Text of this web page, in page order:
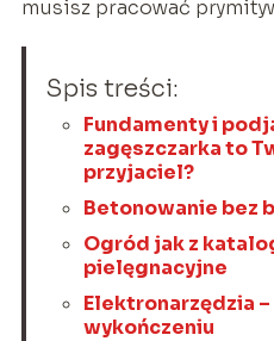
musisz pracować
Spis treści:
Fundamenty i
zagęszczarka to
przyjaciel?
Betonowanie bez
Ogród jak z
pielęgnacyjne
Elektronarzędzia
wykończeniu